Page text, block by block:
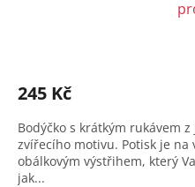
245 Kč
Bodýčko s krátkým rukávem
zvířecího motivu. Potisk je
obálkovým výstřihem, který
jak...